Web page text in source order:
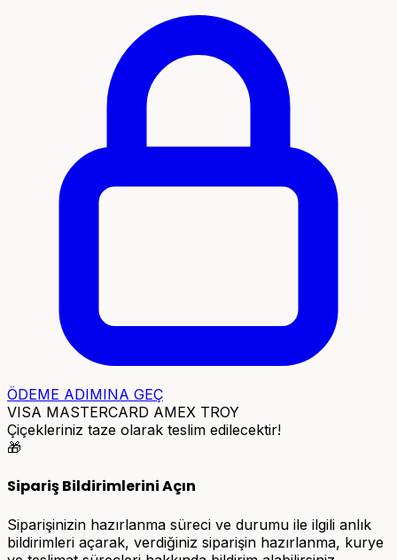
ÖDEME ADIMINA GEÇ
VISA MASTERCARD AMEX TROY
Çiçekleriniz taze olarak teslim edilecektir!
🎁
Sipariş Bildirimlerini Açın
Siparişinizin hazırlanma süreci ve durumu ile ilgili anlık
bildirimleri açarak, verdiğiniz siparişin hazırlanma, kurye